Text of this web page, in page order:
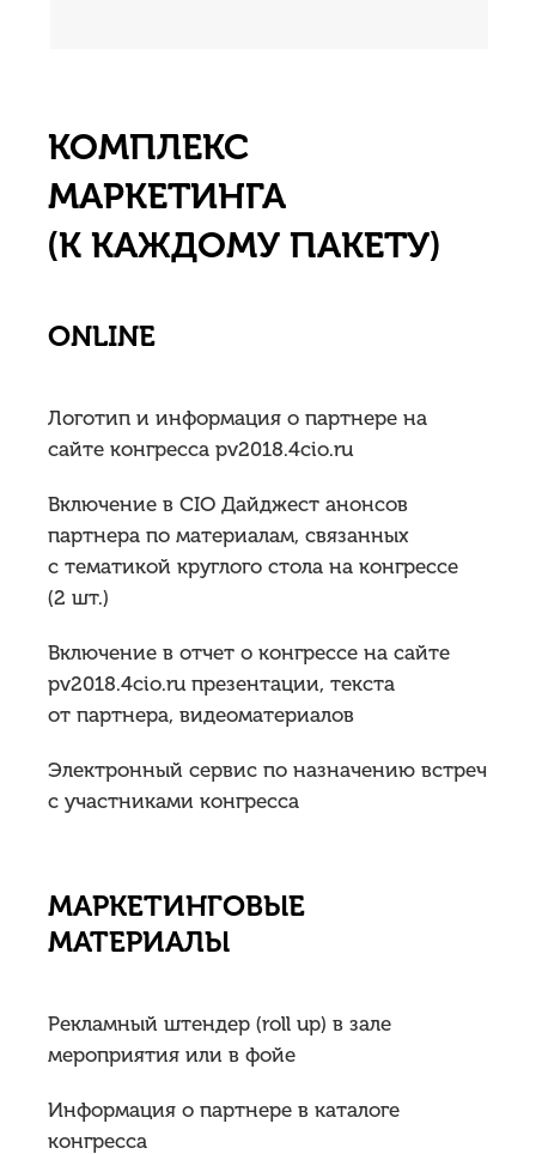
КОМПЛЕКС
МАРКЕТИНГА
(К КАЖДОМУ ПАКЕТУ)
ONLINE
Логотип и информация о партнере на
сайте конгресса pv2018.4cio.ru
Включение в СIO Дайджест анонсов
партнера по материалам, связанных
с тематикой круглого стола на конгрессе
(2 шт.)
Включение в отчет о конгрессе на сайте
pv2018.4cio.ru презентации, текста
от партнера, видеоматериалов
Электронный сервис по назначению встреч
с участниками конгресса
МАРКЕТИНГОВЫЕ
МАТЕРИАЛЫ
Рекламный штендер (roll up) в зале
мероприятия или в фойе
Информация о партнере в каталоге
конгресса